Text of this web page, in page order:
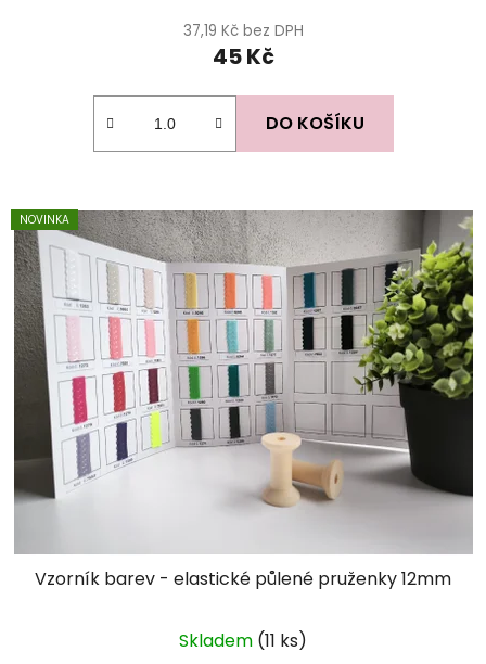
37,19 Kč bez DPH
45 Kč
DO KOŠÍKU
NOVINKA
Vzorník barev - elastické půlené pruženky 12mm
Skladem (11 ks)